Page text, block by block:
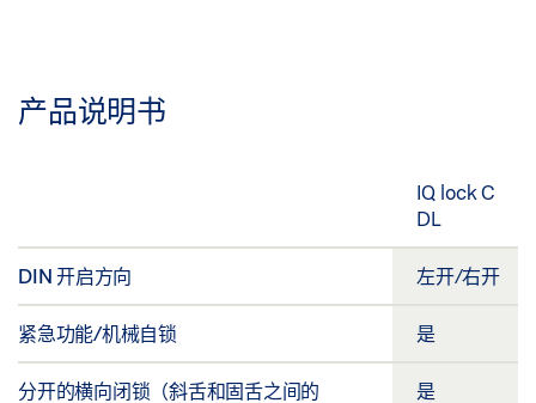
产品说明书
IQ lock C
DL
DIN 开启方向 左开/右开
紧急功能/机械自锁 是
分开的横向闭锁（斜舌和固舌之间的
是